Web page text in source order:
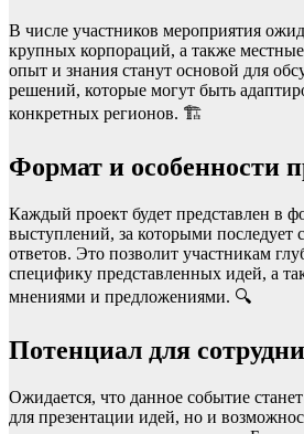
В числе участников мероприятия
крупных корпораций, а также
опыт и знания станут основой для
решений, которые могут быть
конкретных регионов. 🏗️
Формат и особенности
Каждый проект будет представлен в
выступлений, за которыми последует
ответов. Это позволит участникам
специфику представленных идей, а
мнениями и предложениями. 🔍
Потенциал для
Ожидается, что данное событие
для презентации идей, но и